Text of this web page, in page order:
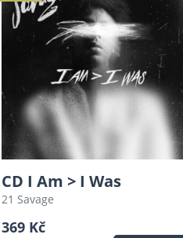
CD I Am > I Was
21 Savage
369 Kč